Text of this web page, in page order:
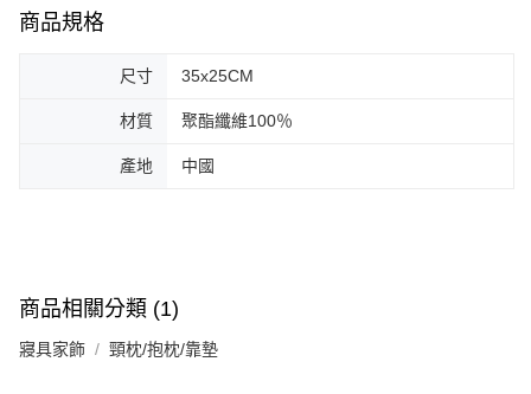
商品規格
尺寸 35x25CM
材質 聚酯纖維100％
產地 中國
商品相關分類 (1)
寢具家飾 頸枕/抱枕/靠墊